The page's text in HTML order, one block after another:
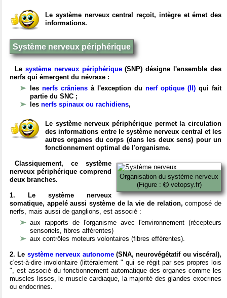
Le système nerveux central reçoit, intègre et émet des
informations.
Système nerveux périphérique
Le système nerveux périphérique(SNP) désigne l'ensemble des
nerfs qui émergent du névraxe :
les nerfs crâniens à l'exception du nerf optique (II) qui fait
partie du SNC ;
les nerfs spinaux ou rachidiens,
Le système nerveux périphérique permet la circulation
des informations entre le système nerveux central et les
autres organes du corps (dans les deux sens) pour un
fonctionnement optimal de l'organisme.
Organisation du système nerveux
(Figure :
vetopsy.fr)
Classiquement, ce système
nerveux périphérique comprend
deux branches.
1. Le système nerveux
somatique, appelé aussi système de la vie de relation, composé de
nerfs, mais aussi de ganglions, est associé :
aux rapports de l'organisme avec l'environnement (récepteurs
sensoriels, fibres afférentes)
aux contrôles moteurs volontaires (fibres efférentes).
2. Le système nerveux autonome(SNA, neurovégétatif ou viscéral),
c'est-à-dire involontaire (littéralement " qui se régit par ses propres lois
", est associé du fonctionnement automatique des organes comme les
muscles lisses, le muscle cardiaque, la majorité des glandes exocrines
ou endocrines.